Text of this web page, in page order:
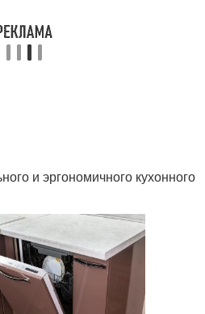
и эргономичного кухонного